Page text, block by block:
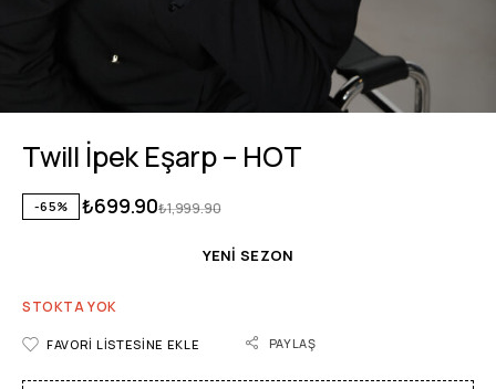
Twill İpek Eşarp – HOT
-65% ₺1,999.90
₺699.90
YENİ SEZON
STOKTA YOK
FAVORI LISTESINE EKLE PAYLAŞ